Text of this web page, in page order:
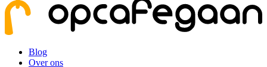
Blog
Over ons